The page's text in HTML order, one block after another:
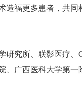
造福更多患者，共
研究所、联影医疗
、广西医科大学第